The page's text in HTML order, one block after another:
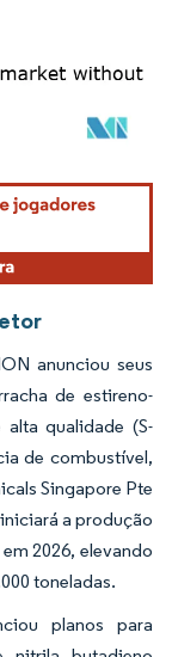
conforme CC BY 4.0.
anunciou seus
de estireno-
qualidade (S-
de combustível,
Singapore Pte
a produção
2026, elevando
toneladas.
planos para